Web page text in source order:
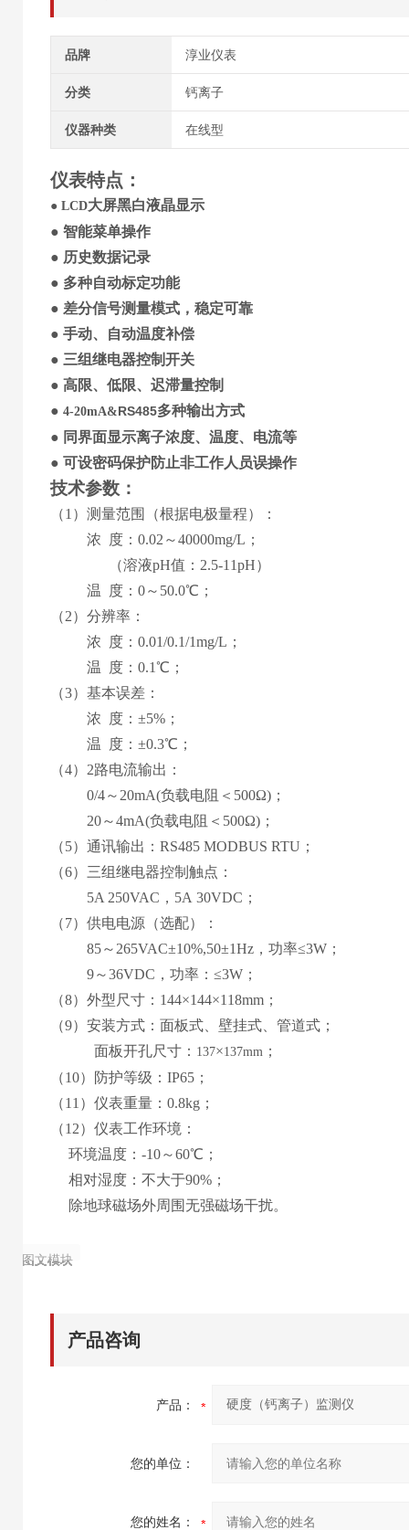
品牌 淳业仪表
分类 钙离子
仪器种类 在线型
仪表特点 ：
● LCD大屏黑白液晶显示
● 智能菜单操作
● 历史数据记录
● 多种自动标定功能
● 差分信号测量模式，稳定可靠
● 手动、自动温度补偿
● 三组继电器控制开关
● 高限、低限、迟滞量控制
● 4-20mA&RS485多种输出方式
● 同界面显示离子浓度、 温度、 电流等
● 可设密码保护防止非工作人员误操作
技术参数 ：
（1）测量范围 （根据电极量程）
：
浓 度 ： 0.02 ～40000mg/L ；
（溶液pH值：2.5-11pH）
温
度： 0～ 50.0℃；
（2）分辨率：
浓 度 ： 0.01/0.1/1mg/L ；
温
度：0.1℃；
（3）基本误差：
浓 度 ： ±5% ；
温
度：±0.3℃；
（4） 2路电流输出：
0/4～ 20mA(负载电阻＜ 500Ω) ；
20～4mA(负载电阻＜ 500Ω) ；
（5）通讯输出：RS485 MODBUS RTU；
（6） 三组继电器控制触点：
5A 250VAC， 5A 30VDC ；
（7） 供电电源 （选配）
：
85～ 265VAC±10%,50±1Hz，功率≤3W；
9～36VDC，功率：≤3W；
（8）外型尺寸： 144×144×1 18mm；
（9）安装方式： 面板式 壁挂式、管道式 ；
面板开孔尺寸 ： 137×137mm ；
（10）
防护等级：IP65；
（1 1 ）仪表重量：0.8kg；
（1 2）仪表工作环境：
环境温度：-10～60℃；
相对湿度：不大于90%；
除地球磁场外周围无强磁场干扰。
图文模块
图文模块
图文模块
图文模块
图文模块
图文模块
图文模块
图文模块
图文模块
产品咨询
产品：
您的单位：
您的姓名：